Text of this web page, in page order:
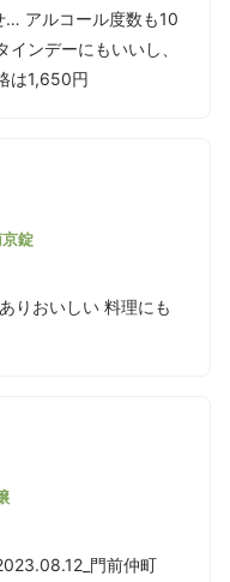
… アルコール度数も10
ンデーにもいいし、
は1,650円
錠
りおいしい 料理にも
門前仲町